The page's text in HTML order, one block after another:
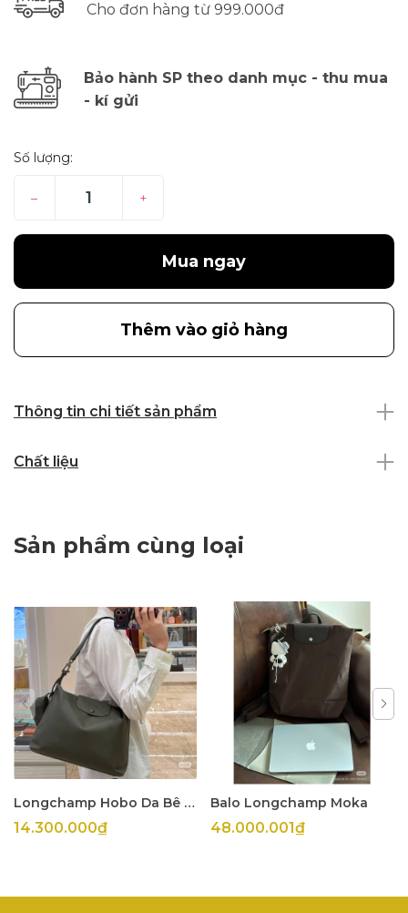
Cho đơn hàng từ 999.000đ
Bảo hành SP theo danh mục - thu mua
- kí gửi
Số lượng:
– +
Mua ngay
Thêm vào giỏ hàng
Thông tin chi tiết sản phẩm
Chất liệu
Sản phẩm cùng loại
Longchamp Hobo Da Bê Olive
14.300.000₫
Balo Longchamp Moka
48.000.001₫